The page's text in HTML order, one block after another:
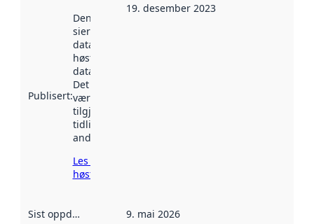
Publisert:
Denne datoen
sier når
datasettet ble
høstet av
data.norge.no.
Det kan ha
vært
tilgjengelig
tidligere
andre steder.
Les mer om
høsting her
19. desember 2023
Sist oppdatert 9. mai 2026